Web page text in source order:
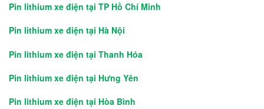
Pin lithium xe điện tại TP Hồ Chí Minh
Pin lithium xe điện tại Hà Nội
Pin lithium xe điện tại Thanh Hóa
Pin lithium xe điện tại Hưng Yên
Pin lithium xe điện tại Hòa Bình